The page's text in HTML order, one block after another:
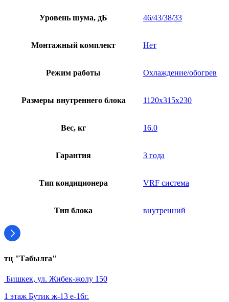
Уровень шума, дБ 46/43/38/33
Монтажный комплект Нет
Режим работы Охлаждение/обогрев
Размеры внутреннего блока 1120х315х230
Вес, кг 16.0
Гарантия 3 года
Тип кондиционера VRF система
Тип блока внутренний
тц "Табылга"
Бишкек, ул. Жибек-жолу 150
1 этаж Бутик ж-13 е-16г.